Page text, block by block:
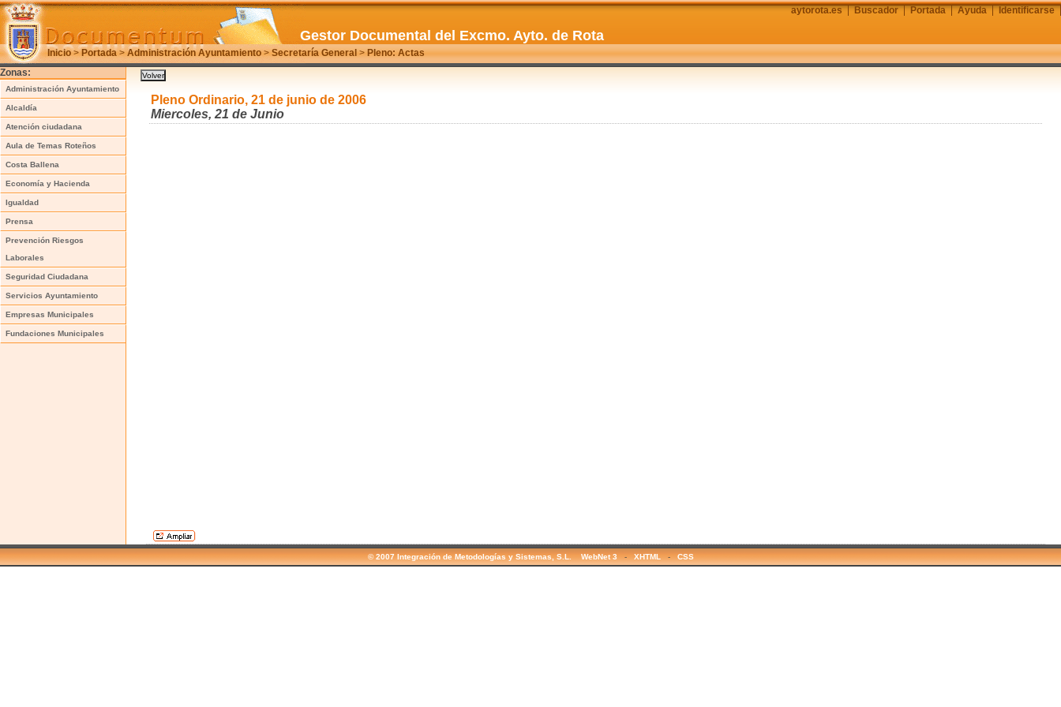
aytorota.es Buscador Portada Ayuda Identificarse
Inicio>Portada>Administración Ayuntamiento>Secretaría General>Pleno: Actas
Gestor Documental del Excmo. Ayto. de Rota
Zonas:
Administración Ayuntamiento
Alcaldía
Atención ciudadana
Aula de Temas Roteños
Costa Ballena
Economía y Hacienda
Igualdad
Prensa
Prevención Riesgos
Laborales
Seguridad Ciudadana
Servicios Ayuntamiento
Empresas Municipales
Fundaciones Municipales
Pleno Ordinario, 21 de junio de 2006
Miercoles, 21 de Junio
© 2007 Integración de Metodologías y Sistemas, S.L. WebNet 3 - XHTML - CSS